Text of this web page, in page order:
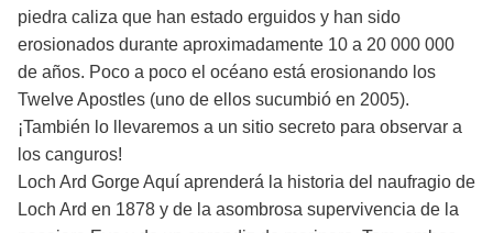
piedra caliza que han estado erguidos y han sido
erosionados durante aproximadamente 10 a 20 000 000
de años. Poco a poco el océano está erosionando los
Twelve Apostles (uno de ellos sucumbió en 2005).
¡También lo llevaremos a un sitio secreto para observar a
los canguros!
Loch Ard Gorge Aquí aprenderá la historia del naufragio de
Loch Ard en 1878 y de la asombrosa supervivencia de la